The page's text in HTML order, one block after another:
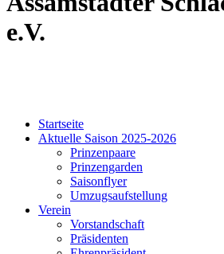
e.V.
Startseite
Aktuelle Saison 2025-2026
Prinzenpaare
Prinzengarden
Saisonflyer
Umzugsaufstellung
Verein
Vorstandschaft
Präsidenten